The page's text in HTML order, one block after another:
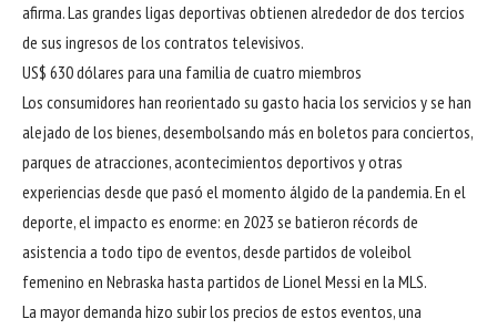
afirma. Las grandes ligas deportivas obtienen alrededor de dos tercios
de sus ingresos de los contratos televisivos.
US$ 630 dólares para una familia de cuatro miembros
Los consumidores han reorientado su gasto hacia los servicios y se han
alejado de los bienes, desembolsando más en boletos para conciertos,
parques de atracciones, acontecimientos deportivos y otras
experiencias desde que pasó el momento álgido de la pandemia. En el
deporte, el impacto es enorme: en 2023 se batieron récords de
asistencia a todo tipo de eventos, desde partidos de voleibol
femenino en Nebraska hasta partidos de Lionel Messi en la MLS.
La mayor demanda hizo subir los precios de estos eventos, una